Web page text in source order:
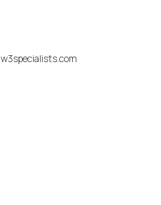
w3specialists.com